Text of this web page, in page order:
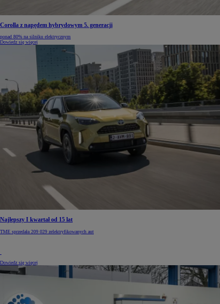
Corolla z napędem hybrydowym 5. generacji
ponad 80% na silniku elektrycznym
Dowiedz się więcej
Najlepszy I kwartał od 15 lat
TME sprzedała 209 029 zelektryfikowanych aut
Dowiedz się więcej